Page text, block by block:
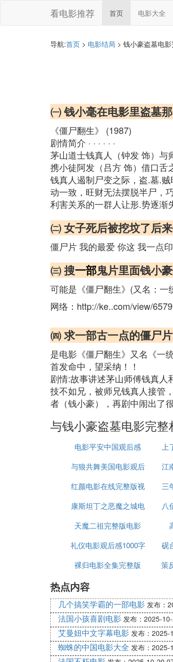
看电影推荐 首页 电影大全
导航:首页 > 电影结局 > 钱小豪盗墓电
㈠ 钱小毫在电影里盗墓
《僵尸翻生》 (1987)
剧情简介 · · · · · ·
茅山道士钱真人（钟发 饰）与
携小徒阿发（吕方 饰）借口舌
钱真人遏制尸变之际，盗.墓.
动一致，旺财无法摆脱半尸，
利害关系的一群人让形.势逐渐
㈡ 女子死后被挖坟了后
僵尸片 我的最爱 你这 我一点
㈢ 搜一部鬼片里面钱小
可能是《僵尸翻生》(又名：一
网络：http://ke..com/view/
㈣ 求一部古一点的僵尸
是电影《僵尸翻生》又名《一
首发命中，望采纳！！
剧情:故事讲述茅山师傅钱真
技不如兄，被师兄钱真人接管
者（钱小豪），再剧中闹出了
与钱小豪盗墓电影完整
电影平安中国观后感
400字
与狼共舞美国电影观后
感
江
红颜电影在线完整版视
频
三
康斯坦丁之恶魔之城电
影完整版
八
天魔二祖完整版电影
礼仪电影观后感1000字
砚
裸归电影全集完整版
策
热点内容
几个搞笑学霸的一部电影 发布：
法国小孩喜剧电影 发布：2025-
艾曼妞中文字幕电影 发布：2025-
蜘蛛的中国电影大全 发布：2025-